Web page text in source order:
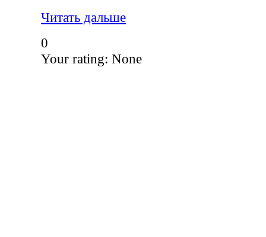
Читать дальше
0
Your rating: None